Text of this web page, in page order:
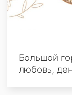
Большой
любовь,